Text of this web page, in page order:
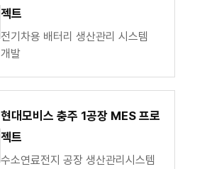
젝트
전기차용 배터리 생산관리 시스템
개발
현대모비스 충주 1공장 MES 프로
젝트
수소연료전지 공장 생산관리시스템